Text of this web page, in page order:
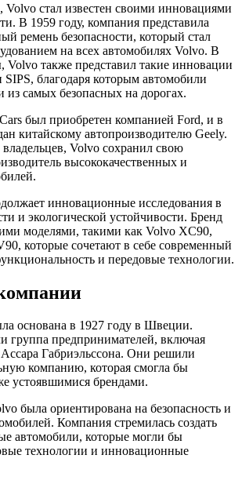
Volvo стал известен своими инновациями
В 1959 году, компания представила
ремень безопасности, который стал
на всех автомобилях Volvo. В
также представил такие инновации
благодаря которым автомобили
из самых безопасных на дорогах.
был приобретен компанией Ford, и в
китайскому автопроизводителю Geely.
Volvo сохранил свою
высококачественных и
инновационные исследования в
и экологической устойчивости. Бренд
моделями, такими как Volvo XC90,
которые сочетают в себе современный
и передовые технологии.
основана в 1927 году в Швеции.
группа предпринимателей, включая
Габриэльссона. Они решили
компанию, которая смогла бы
устоявшимися брендами.
была ориентирована на безопасность и
Компания стремилась создать
автомобили, которые могли бы
технологии и инновационные